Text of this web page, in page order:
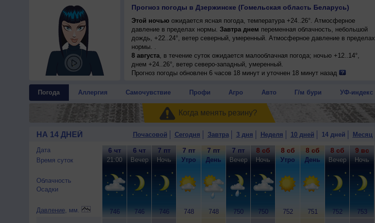
Прогноз погоды в Дзержинске (Гомельская область Беларусь)
Этой ночьюожидается ясная погода, температура +24..26°. Атмосферное
давление в пределах нормы. Завтра днем переменная облачность, небольшой
дождь, +22..24°, ветер северный, умеренный. Атмосферное давление в пределах
нормы. .
8 августа, в течение суток ожидается малооблачная погода; ночью +12..14°,
днем +24..26°, ветер северо-западный, умеренный.
Прогноз погоды обновлен 6 часов 18 минут и уточнен 18 минут назад
Погода Аллергия Самочувствие Профи Агро Авто Г/м бури УФ-индекс
Когда менять резинy?
НА 14 ДНЕЙ Почасовой Сегодня Завтра 3 дня Неделя 10 дней 14 дней Месяц
Дата
Время суток
Облачность
Осадки
Давление, мм.
6 чт
21:00
746
6 чт
Вечер
746
7 пт
Ночь
746
7 пт
Утро
748
7 пт
День
748
7 пт
Вечер
750
8 сб
Ночь
750
8 сб
Утро
752
8 сб
День
751
8 сб
Вечер
752
9 вс
Ночь
753